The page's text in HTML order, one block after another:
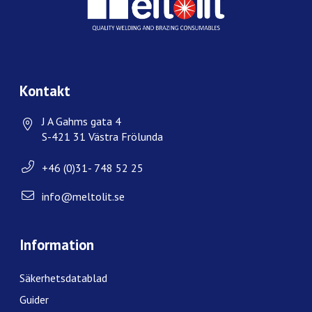
Kontakt
J A Gahms gata 4
S-421 31 Västra Frölunda
+46 (0)31- 748 52 25
info@meltolit.se
Information
Säkerhetsdatablad
Guider